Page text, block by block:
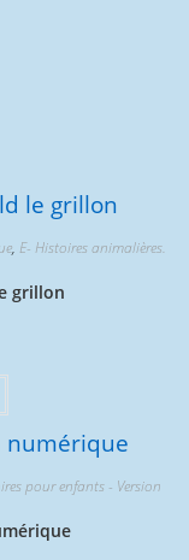
, E- Histoires animalières.
grillon
pour enfants - Version